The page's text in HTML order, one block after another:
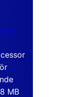
för
MB